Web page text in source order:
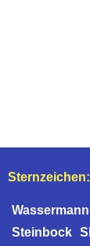
Sternzeichen:
Wassermann
Steinbock